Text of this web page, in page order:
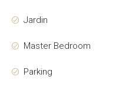
Jardin
Master Bedroom
Parking